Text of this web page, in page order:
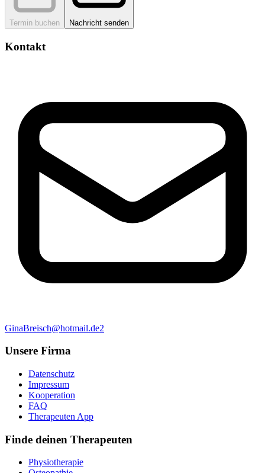
Termin buchen Nachricht senden
Kontakt
GinaBreisch@hotmail.de2
Unsere Firma
Datenschutz
Impressum
Kooperation
FAQ
Therapeuten App
Finde deinen Therapeuten
Physiotherapie